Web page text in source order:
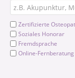
Zertifizierte
Soziales Honorar
Fremdsprache
Online-Fernberatung